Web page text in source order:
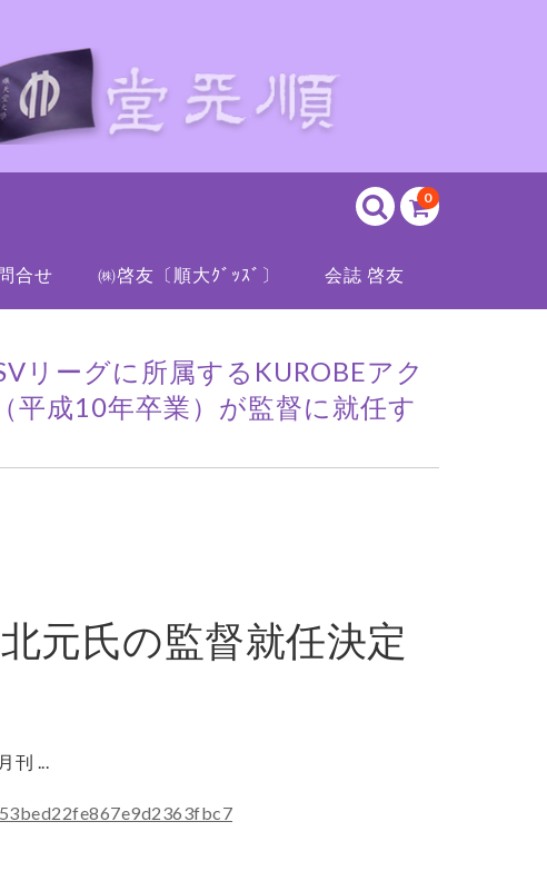
0
合せ ㈱啓友〔順大ｸﾞｯｽﾞ〕 会誌 啓友
リーグに所属するKUROBEアク
平成10年卒業）が監督に就任す
元氏の監督就任決定